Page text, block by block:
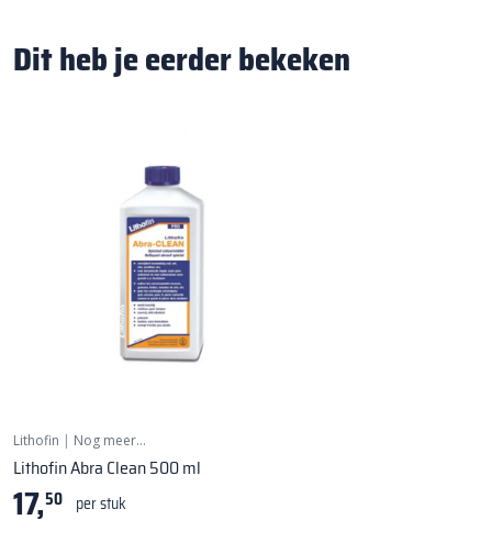
Dit heb je eerder bekeken
Lithofin | Nog meer…
Lithofin Abra Clean 500 ml
17,50 per stuk